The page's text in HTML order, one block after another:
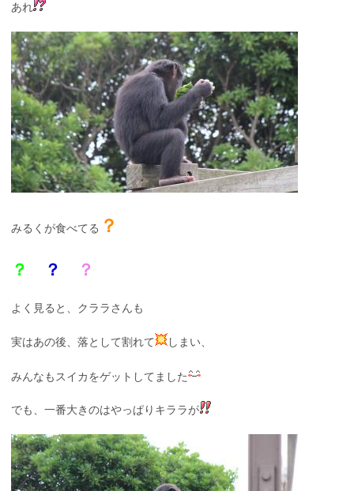
あれ
みるくが食べてる ？
？ ？ ？
よく見ると、クララさんも
実はあの後、落として割れて しまい、
みんなもスイカをゲットしてました
でも、一番大きのはやっぱりキララが